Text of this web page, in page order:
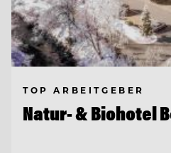
TOP ARBEITGEBER
Natur- & Biohotel